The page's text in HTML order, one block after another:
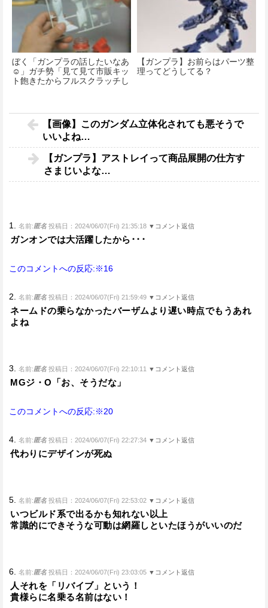
ぼく「ガンプラの話したいなあ
☺」ガチ勢「見て見て市販キッ
ト飽きたからフルスクラッチし
【ガンプラ】お前らはパーツ整
理ってどうしてる？
【画像】このガンダム立体化されても悪そうで
いいよね…
【ガンプラ】アストレイって商品展開の仕方す
さまじいよな…
1. 名前:匿名 投稿日：2024/06/07(Fri) 21:35:18 ▼コメント返信
ガンオンでは大活躍したから･･･
このコメントへの反応:※16
2. 名前:匿名 投稿日：2024/06/07(Fri) 21:59:49 ▼コメント返信
ネームドの乗らなかったバーザムより遅い時点でもうあれ
よね
3. 名前:匿名 投稿日：2024/06/07(Fri) 22:10:11 ▼コメント返信
MGジ・O「お、そうだな」
このコメントへの反応:※20
4. 名前:匿名 投稿日：2024/06/07(Fri) 22:27:34 ▼コメント返信
代わりにデザインが死ぬ
5. 名前:匿名 投稿日：2024/06/07(Fri) 22:53:02 ▼コメント返信
いつビルド系で出るかも知れない以上
常識的にできそうな可動は網羅しといたほうがいいのだ
6. 名前:匿名 投稿日：2024/06/07(Fri) 23:03:05 ▼コメント返信
人それを「リバイブ」という！
貴様らに名乗る名前はない！